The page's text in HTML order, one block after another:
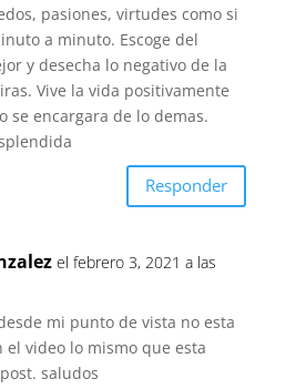
pasiones, virtudes como si
a minuto. Escoge del
y desecha lo negativo de la
Vive la vida positivamente
se encargara de lo demas.
Responder
el febrero 3, 2021 a las
mi punto de vista no esta
el video lo mismo que esta
saludos